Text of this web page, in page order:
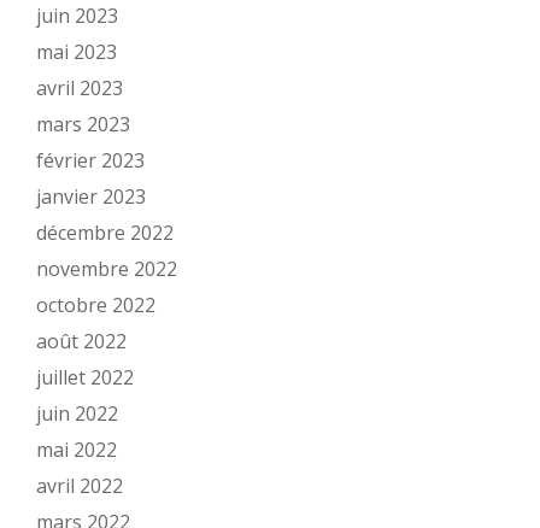
juin 2023
mai 2023
avril 2023
mars 2023
février 2023
janvier 2023
décembre 2022
novembre 2022
octobre 2022
août 2022
juillet 2022
juin 2022
mai 2022
avril 2022
mars 2022